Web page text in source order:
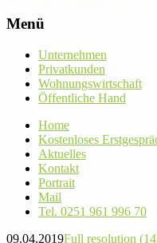
Menü
Skip
content
Unter­nehmen
Pri­vat­kunden
Woh­nungs­wirt­schaft
Öffent­liche Hand
Home
Kos­ten­loses
Aktu­elles
Kontakt
Por­trait
Mail
Tel. 0251 961 996 70
09.04.2019Full resolution